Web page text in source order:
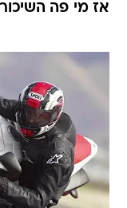
אז מי פה